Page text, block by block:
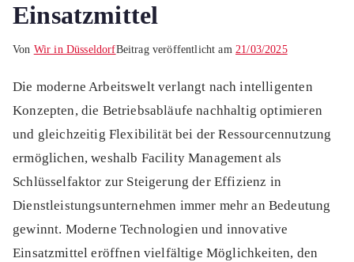
Einsatzmittel
Von Wir in DüsseldorfBeitrag veröffentlicht am 21/03/2025
Die moderne Arbeitswelt verlangt nach intelligenten
Konzepten, die Betriebsabläufe nachhaltig optimieren
und gleichzeitig Flexibilität bei der Ressourcennutzung
ermöglichen, weshalb Facility Management als
Schlüsselfaktor zur Steigerung der Effizienz in
Dienstleistungsunternehmen immer mehr an Bedeutung
gewinnt. Moderne Technologien und innovative
Einsatzmittel eröffnen vielfältige Möglichkeiten, den